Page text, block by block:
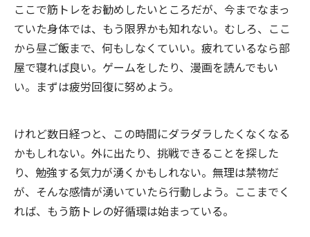
ここで筋トレをお勧めしたいところだが、今までなまっ
ていた身体では、もう限界かも知れない。むしろ、ここ
から昼ご飯まで、何もしなくていい。疲れているなら部
屋で寝れば良い。ゲームをしたり、漫画を読んでもい
い。まずは疲労回復に努めよう。
けれど数日経つと、この時間にダラダラしたくなくなる
かもしれない。外に出たり、挑戦できることを探した
り、勉強する気力が湧くかもしれない。無理は禁物だ
が、そんな感情が湧いていたら行動しよう。ここまでく
れば、もう筋トレの好循環は始まっている。